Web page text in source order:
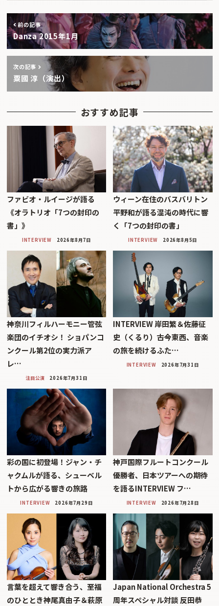
前の記事
Danza 2015年1月
次の記事
粟國 淳（演出）
おすすめ記事
ファビオ・ルイージが語る
《オラトリオ「7つの封印の
書」》
INTERVIEW 2026年8月7日
ウィーン在住のバスバリトン
平野和が語る混沌の時代に響
く「7つの封印の書」
INTERVIEW 2026年8月5日
神奈川フィルハーモニー管弦
楽団のイチオシ！ ショパンコ
ンクール第2位の実力派ア
レ…
注目公演 2026年7月31日
INTERVIEW 岸田繁＆佐藤征
史（くるり）――古今東西、音楽
の旅を続けるふた…
INTERVIEW 2026年7月31日
彩の国に初登場！ジャン・チ
ャクムルが語る、シューベル
トから広がる響きの旅路
INTERVIEW 2026年7月29日
神戸国際フルートコンクール
優勝者、日本ツアーへの期待
を語るINTERVIEW フ…
INTERVIEW 2026年7月28日
言葉を超えて響き合う、至福
のひととき神尾真由子＆萩原
Japan National Orchestra 5
周年スペシャル対談 反田恭